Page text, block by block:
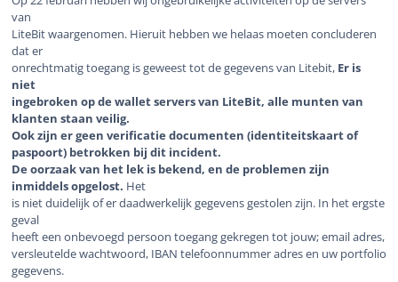
van
LiteBit waargenomen. Hieruit hebben we helaas moeten concluderen
dat er
onrechtmatig toegang is geweest tot de gegevens van Litebit, Er is
niet
ingebroken op de wallet servers van LiteBit, alle munten van
klanten staan veilig.
Ook zijn er geen verificatie documenten (identiteitskaart of
paspoort) betrokken bij dit incident.
De oorzaak van het lek is bekend, en de problemen zijn
inmiddels opgelost. Het
is niet duidelijk of er daadwerkelijk gegevens gestolen zijn. In het ergste
geval
heeft een onbevoegd persoon toegang gekregen tot jouw; email adres,
versleutelde wachtwoord, IBAN telefoonnummer adres en uw portfolio
gegevens.